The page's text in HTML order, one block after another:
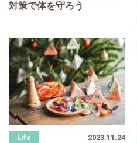
対策で体を守ろう
2023.11.24